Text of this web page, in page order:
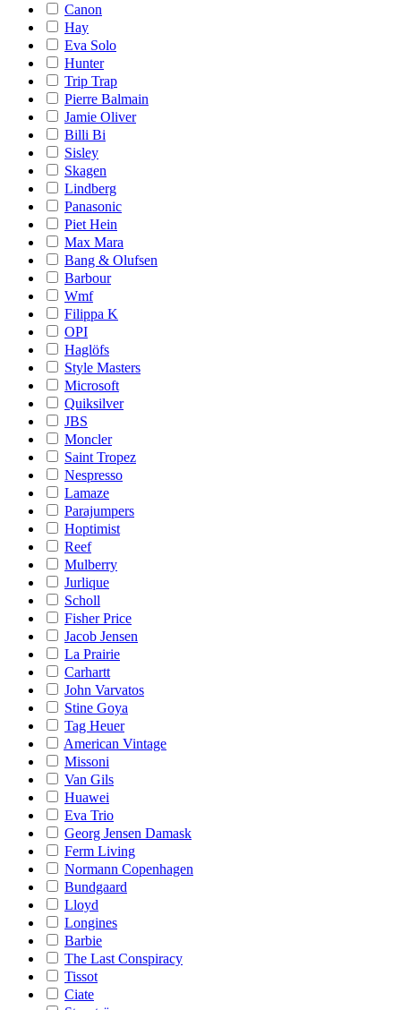
Canon
Hay
Eva Solo
Hunter
Trip Trap
Pierre Balmain
Jamie Oliver
Billi Bi
Sisley
Skagen
Lindberg
Panasonic
Piet Hein
Max Mara
Bang & Olufsen
Barbour
Wmf
Filippa K
OPI
Haglöfs
Style Masters
Microsoft
Quiksilver
JBS
Moncler
Saint Tropez
Nespresso
Lamaze
Parajumpers
Hoptimist
Reef
Mulberry
Jurlique
Scholl
Fisher Price
Jacob Jensen
La Prairie
Carhartt
John Varvatos
Stine Goya
Tag Heuer
American Vintage
Missoni
Van Gils
Huawei
Eva Trio
Georg Jensen Damask
Ferm Living
Normann Copenhagen
Bundgaard
Lloyd
Longines
Barbie
The Last Conspiracy
Tissot
Ciate